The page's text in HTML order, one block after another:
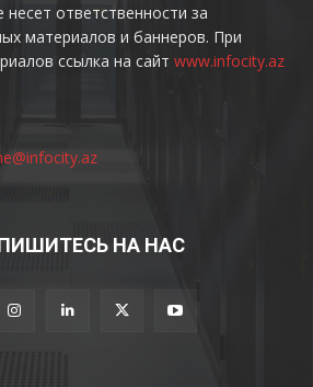
ответственности за
материалов и баннеров. При
ссылка на сайт www.infocity.az
НА НАС